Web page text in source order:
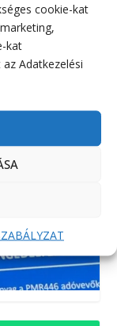
cookie-kat
kat
Adatkezelési